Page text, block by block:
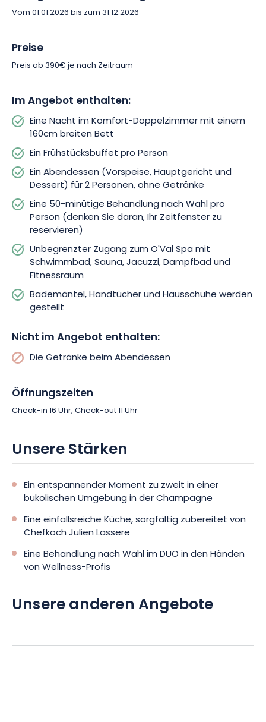
Behandlung nach Wahl pro Person, die nach stündlicher
Wohlfühlstrauß hinzugefügt, um noch mehr Vergnügen zu
Personen, das aus einer Vorspeise, einem Hauptgericht und
einem Dessert ohne Getränke besteht und speziell von einem
Maître Restaurateur zusammengestellt wurde. So können Sie
die Aromen der Region in ihrer ganzen Authentizität und mit
viel Erfindungsreichtum entdecken!
Wenn Sie aufwachen, wird Ihnen ebenfalls ein Frühstücksbuffet
serviert, um den Tag köstlich zu beginnen. Lassen Sie sich
überraschen, nehmen Sie sich Zeit… Sie sind hier, um den
Augenblick zu genießen!
Vom 01.01.2026 bis zum 31.12.2026
Preise
Preis ab 390€ je nach Zeitraum
Im Angebot enthalten:
Eine Nacht im Komfort-Doppelzimmer mit einem
160cm breiten Bett
Ein Frühstücksbuffet pro Person
Ein Abendessen (Vorspeise, Hauptgericht und
Dessert) für 2 Personen, ohne Getränke
Eine 50-minütige Behandlung nach Wahl pro
Person (denken Sie daran, Ihr Zeitfenster zu
reservieren)
Unbegrenzter Zugang zum O'Val Spa mit
Schwimmbad, Sauna, Jacuzzi, Dampfbad und
Fitnessraum
Bademäntel, Handtücher und Hausschuhe werden
gestellt
Nicht im Angebot enthalten:
Die Getränke beim Abendessen
Öffnungszeiten
Check-in 16 Uhr; Check-out 11 Uhr
Unsere Stärken
Ein entspannender Moment zu zweit in einer
bukolischen Umgebung in der Champagne
Eine einfallsreiche Küche, sorgfältig zubereitet von
Chefkoch Julien Lassere
Eine Behandlung nach Wahl im DUO in den Händen
von Wellness-Profis
Unsere anderen Angebote